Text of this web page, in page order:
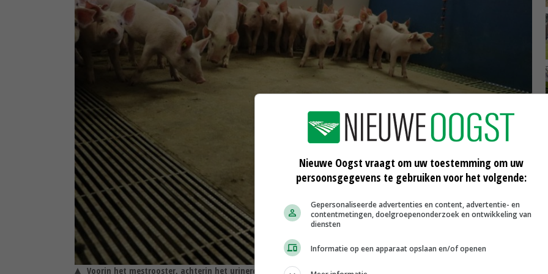
Voorin het mestrooster, achterin het urinerooster. © Dick van Doorn
Nieuwe Oogst vraagt om uw toestemming om uw
persoonsgegevens te gebruiken voor het volgende:
Gepersonaliseerde advertenties en content, advertentie- en
contentmetingen, doelgroepenonderzoek en ontwikkeling van
diensten
Informatie op een apparaat opslaan en/of openen